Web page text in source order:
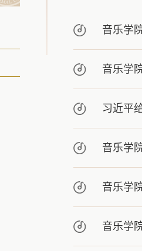
音乐学
音乐学
习近平
音乐学
音乐学
音乐学